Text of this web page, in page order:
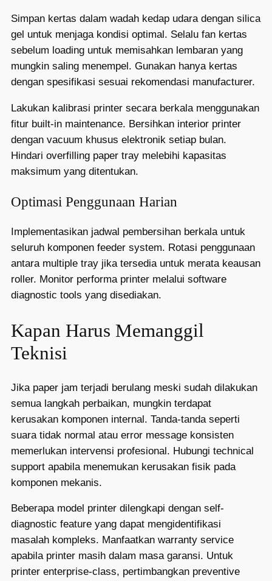
Simpan kertas dalam wadah kedap udara dengan silica
gel untuk menjaga kondisi optimal. Selalu fan kertas
sebelum loading untuk memisahkan lembaran yang
mungkin saling menempel. Gunakan hanya kertas
dengan spesifikasi sesuai rekomendasi manufacturer.
Lakukan kalibrasi printer secara berkala menggunakan
fitur built-in maintenance. Bersihkan interior printer
dengan vacuum khusus elektronik setiap bulan.
Hindari overfilling paper tray melebihi kapasitas
maksimum yang ditentukan.
Optimasi Penggunaan Harian
Implementasikan jadwal pembersihan berkala untuk
seluruh komponen feeder system. Rotasi penggunaan
antara multiple tray jika tersedia untuk merata keausan
roller. Monitor performa printer melalui software
diagnostic tools yang disediakan.
Kapan Harus Memanggil
Teknisi
Jika paper jam terjadi berulang meski sudah dilakukan
semua langkah perbaikan, mungkin terdapat
kerusakan komponen internal. Tanda-tanda seperti
suara tidak normal atau error message konsisten
memerlukan intervensi profesional. Hubungi technical
support apabila menemukan kerusakan fisik pada
komponen mekanis.
Beberapa model printer dilengkapi dengan self-
diagnostic feature yang dapat mengidentifikasi
masalah kompleks. Manfaatkan warranty service
apabila printer masih dalam masa garansi. Untuk
printer enterprise-class, pertimbangkan preventive